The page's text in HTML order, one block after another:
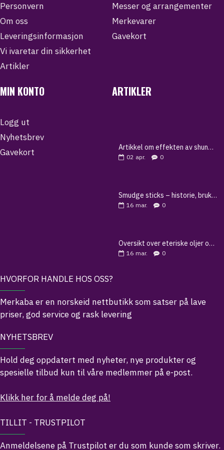
Personvern
Om oss
Leveringsinformasjon
Vi ivaretar din sikkerhet
Artikler
Messer og arrangementer
Merkevarer
Gavekort
MIN KONTO
Logg ut
Nyhetsbrev
Gavekort
ARTIKLER
Artikkel om effekten av shungitt
02 apr. 0
Smudge sticks – historie, bruk og guide til renselse
16 mar. 0
Oversikt over eteriske oljer og deres egenskaper
16 mar. 0
HVORFOR HANDLE HOS OSS?
Merkaba er en norskeid nettbutikk som satser på lave
priser, god service og rask levering
NYHETSBREV
Hold deg oppdatert med nyheter, nye produkter og
spesielle tilbud kun til våre medlemmer på e-post.
Klikk her for å melde deg på!
TILLIT - TRUSTPILOT
Anmeldelsene på Trustpilot er du som kunde som skriver.